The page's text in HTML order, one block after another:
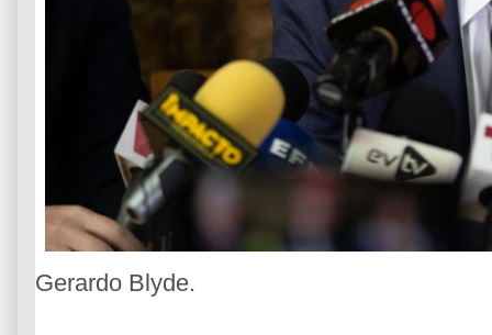
Gerardo Blyde.